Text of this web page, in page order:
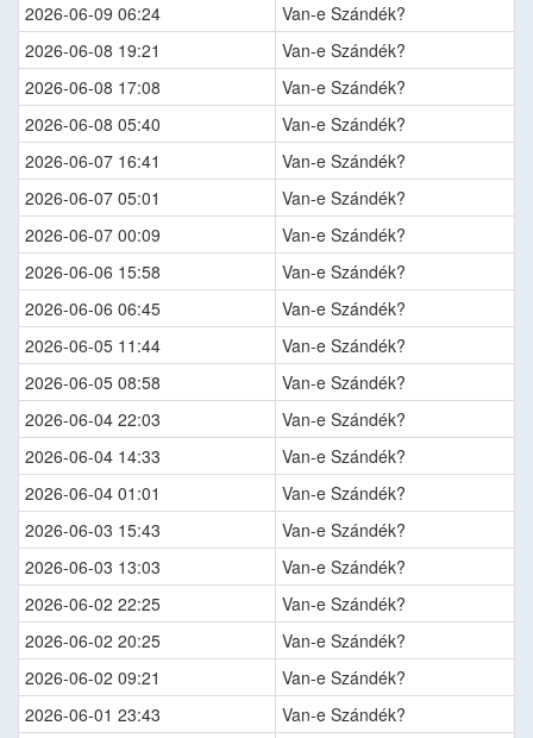
2026-06-09 06:24
Van-e Szándék?
2026-06-08 19:21
Van-e Szándék?
2026-06-08 17:08
Van-e Szándék?
2026-06-08 05:40
Van-e Szándék?
2026-06-07 16:41
Van-e Szándék?
2026-06-07 05:01
Van-e Szándék?
2026-06-07 00:09
Van-e Szándék?
2026-06-06 15:58
Van-e Szándék?
2026-06-06 06:45
Van-e Szándék?
2026-06-05 11:44
Van-e Szándék?
2026-06-05 08:58
Van-e Szándék?
2026-06-04 22:03
Van-e Szándék?
2026-06-04 14:33
Van-e Szándék?
2026-06-04 01:01
Van-e Szándék?
2026-06-03 15:43
Van-e Szándék?
2026-06-03 13:03
Van-e Szándék?
2026-06-02 22:25
Van-e Szándék?
2026-06-02 20:25
Van-e Szándék?
2026-06-02 09:21
Van-e Szándék?
2026-06-01 23:43
Van-e Szándék?